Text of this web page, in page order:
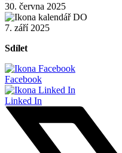
30. června 2025
7. září 2025
Sdílet
Facebook
Linked In